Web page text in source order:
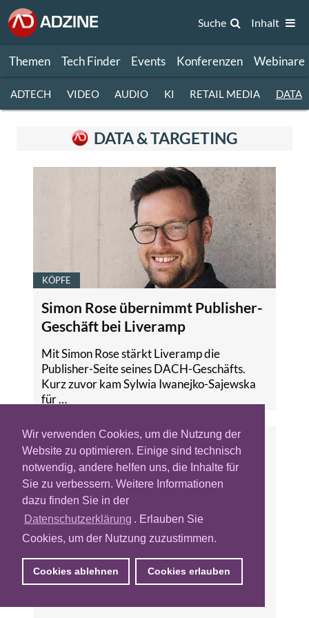
Wir verwenden Cookies, um die Nutzung der
Website zu optimieren. Einige sind technisch
notwendig, andere helfen uns, die Inhalte für
Sie zu verbessern. Weitere Informationen
dazu finden Sie in der
Datenschutzerklärung . Erlauben Sie
Cookies, um der Nutzung zuzustimmen.
Cookies ablehnen Cookies erlauben
Themen Tech Finder Events Konferenzen Webinare
Suche Inhalt
ADTECH VIDEO AUDIO KI RETAIL MEDIA DATA
DATA & TARGETING
KÖPFE
Simon Rose übernimmt Publisher-
Geschäft bei Liveramp
Mit Simon Rose stärkt Liveramp die
Publisher-Seite seines DACH-Geschäfts.
Kurz zuvor kam Sylwia Iwanejko-Sajewska
für …